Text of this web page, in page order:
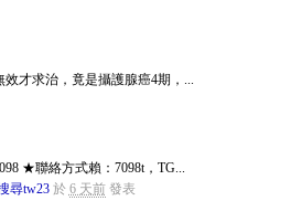
才求治，竟是攝護腺癌4期，...
★聯絡方式賴：7098t，TG...
尋tw23於 6 天前發表